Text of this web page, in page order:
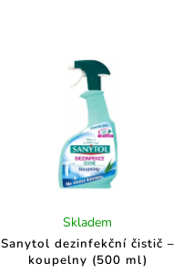
Sanytol dezinfekční čistič –
koupelny (500 ml)
Skladem